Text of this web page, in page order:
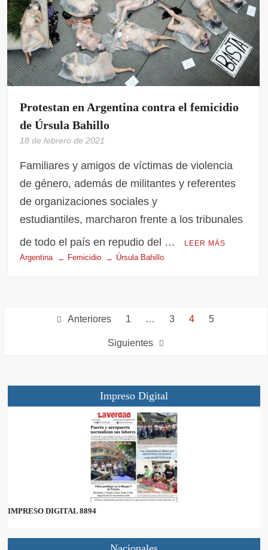
Protestan en Argentina contra el femicidio
de Úrsula Bahillo
18 de febrero de 2021
Familiares y amigos de víctimas de violencia
de género, además de militantes y referentes
de organizaciones sociales y
estudiantiles, marcharon frente a los tribunales
de todo el país en repudio del …
LEER MÁS
Argentina Femicidio Úrsula Bahillo
Anteriores 1 … 3 4 5
Siguientes
Impreso Digital
IMPRESO DIGITAL 8894